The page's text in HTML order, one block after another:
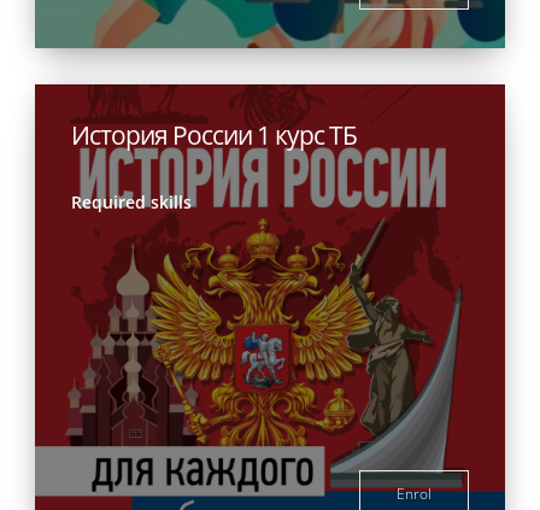
История России 1 курс ТБ
Required skills
Enrol